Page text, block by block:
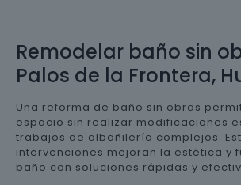
Remodelar baño sin
Palos de la Frontera,
Una reforma de baño sin obras
espacio sin realizar modificaciones
trabajos de albañilería complejos.
intervenciones mejoran la estética y
baño con soluciones rápidas y